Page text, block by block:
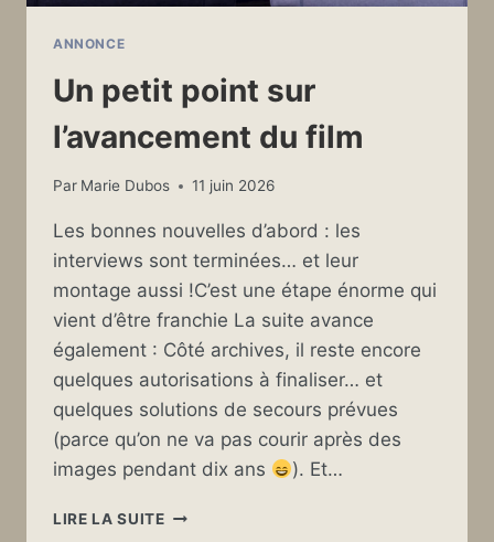
ANNONCE
Un petit point sur
l’avancement du film
Par Marie Dubos 11 juin 2026
Les bonnes nouvelles d’abord : les
interviews sont terminées… et leur
montage aussi !C’est une étape énorme qui
vient d’être franchie La suite avance
également : Côté archives, il reste encore
quelques autorisations à finaliser… et
quelques solutions de secours prévues
(parce qu’on ne va pas courir après des
images pendant dix ans
). Et…
LIRE LA SUITEUN